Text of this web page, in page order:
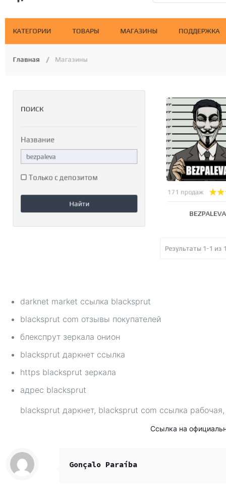
darknet market ссылка blacksprut
blacksprut com отзывы покупателей
блекспрут зеркала онион
blacksprut даркнет ссылка
https blacksprut зеркала
адрес blacksprut
blacksprut даркнет, blacksprut com ссылка
Ссылка на
Gonçalo Paraíba